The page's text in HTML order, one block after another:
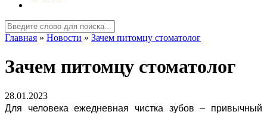
Главная » Новости » Зачем питомцу стоматолог
Зачем питомцу стоматолог
28.01.2023
Для человека ежедневная чистка зубов – привычный